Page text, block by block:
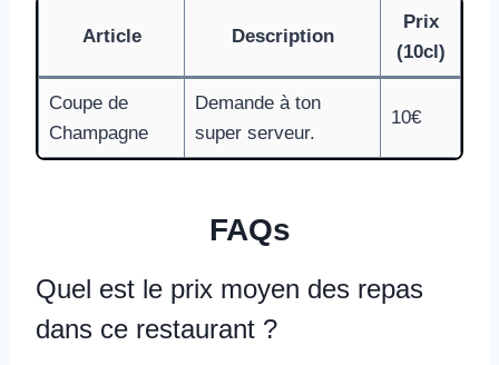
Article Description
Prix
(10cl)
Coupe de
Champagne
Demande à ton
super serveur.
10€
FAQs
Quel est le prix moyen des repas
dans ce restaurant ?